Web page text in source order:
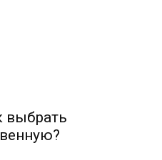
выбрать